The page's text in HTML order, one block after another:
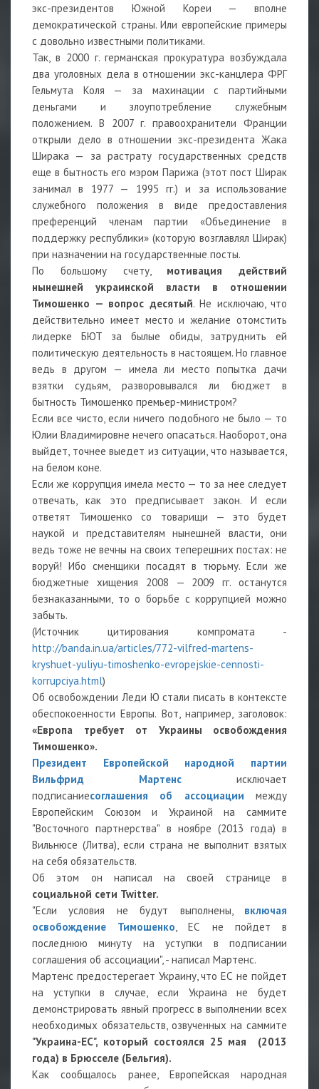
экс-президентов Южной Кореи — вполне
демократической страны. Или европейские примеры
с довольно известными политиками.
Так, в 2000 г. германская прокуратура возбуждала
два уголовных дела в отношении экс-канцлера ФРГ
Гельмута Коля — за махинации с партийными
деньгами и злоупотребление служебным
положением. В 2007 г. правоохранители Франции
открыли дело в отношении экс-президента Жака
Ширака — за растрату государственных средств
еще в бытность его мэром Парижа (этот пост Ширак
занимал в 1977 — 1995 гг.) и за использование
служебного положения в виде предоставления
преференций членам партии «Объединение в
поддержку республики» (которую возглавлял Ширак)
при назначении на государственные посты.
По большому счету, мотивация действий
нынешней украинской власти в отношении
Тимошенко — вопрос десятый. Не исключаю, что
действительно имеет место и желание отомстить
лидерке БЮТ за былые обиды, затруднить ей
политическую деятельность в настоящем. Но главное
ведь в другом — имела ли место попытка дачи
взятки судьям, разворовывался ли бюджет в
бытность Тимошенко премьер-министром?
Если все чисто, если ничего подобного не было — то
Юлии Владимировне нечего опасаться. Наоборот, она
выйдет, точнее выедет из ситуации, что называется,
на белом коне.
Если же коррупция имела место — то за нее следует
отвечать, как это предписывает закон. И если
ответят Тимошенко со товарищи — это будет
наукой и представителям нынешней власти, они
ведь тоже не вечны на своих теперешних постах: не
воруй! Ибо сменщики посадят в тюрьму. Если же
бюджетные хищения 2008 — 2009 гг. останутся
безнаказанными, то о борьбе с коррупцией можно
забыть.
(Источник цитирования компромата -
http://banda.in.ua/articles/772-vilfred-martens-
kryshuet-yuliyu-timoshenko-evropejskie-cennosti-
korrupciya.html)
Об освобождении Леди Ю стали писать в контексте
обеспокоенности Европы. Вот, например, заголовок:
«Европа требует от Украины освобождения
Тимошенко».
Президент Европейской народной партии
Вильфрид Мартенс исключает
подписаниесоглашения об ассоциации между
Европейским Союзом и Украиной на саммите
"Восточного партнерства" в ноябре (2013 года) в
Вильнюсе (Литва), если страна не выполнит взятых
на себя обязательств.
Об этом он написал на своей странице в
социальной сети Twitter.
"Если условия не будут выполнены, включая
освобождение Тимошенко , ЕС не пойдет в
последнюю минуту на уступки в подписании
соглашения об ассоциации", - написал Мартенс.
Мартенс предостерегает Украину, что ЕС не пойдет
на уступки в случае, если Украина не будет
демонстрировать явный прогресс в выполнении всех
необходимых обязательств, озвученных на саммите
"Украина-ЕС", который состоялся 25 мая (2013
года) в Брюсселе (Бельгия).
Как сообщалось ранее, Европейская народная